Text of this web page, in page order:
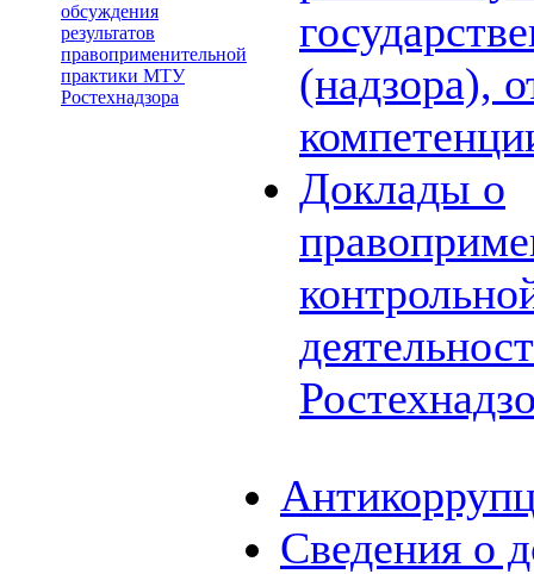
обсуждения
результатов
правоприменительной
практики МТУ
Ростехнадзора
(надзора),
Доклады о
Сведения о